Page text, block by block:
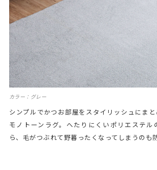
カラー：グレー
シンプルでかつお部屋をスタイリッシュにま
モノトーンラグ。へたりにくいポリエステル
ら、毛がつぶれて野暮ったくなってしまうのも